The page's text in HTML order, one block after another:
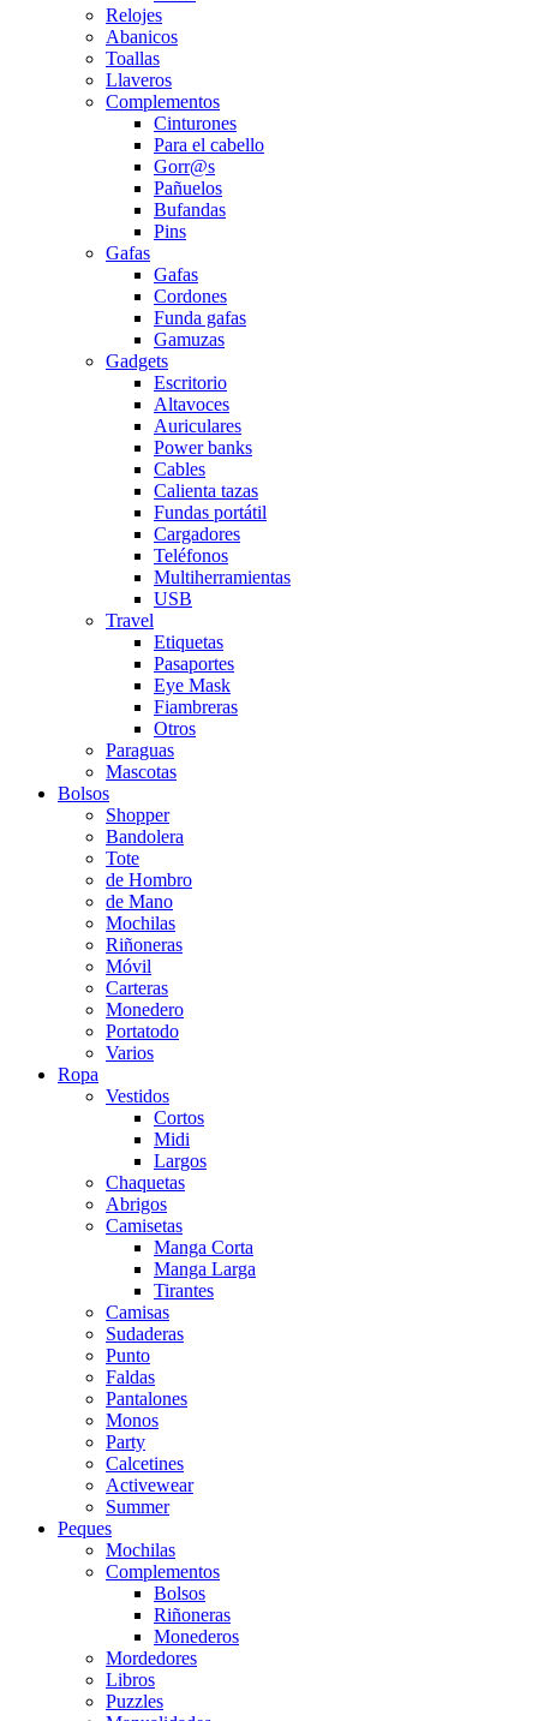
Relojes
Abanicos
Toallas
Llaveros
Complementos
Cinturones
Para el cabello
Gorr@s
Pañuelos
Bufandas
Pins
Gafas
Gafas
Cordones
Funda gafas
Gamuzas
Gadgets
Escritorio
Altavoces
Auriculares
Power banks
Cables
Calienta tazas
Fundas portátil
Cargadores
Teléfonos
Multiherramientas
USB
Travel
Etiquetas
Pasaportes
Eye Mask
Fiambreras
Otros
Paraguas
Mascotas
Bolsos
Shopper
Bandolera
Tote
de Hombro
de Mano
Mochilas
Riñoneras
Móvil
Carteras
Monedero
Portatodo
Varios
Ropa
Vestidos
Cortos
Midi
Largos
Chaquetas
Abrigos
Camisetas
Manga Corta
Manga Larga
Tirantes
Camisas
Sudaderas
Punto
Faldas
Pantalones
Monos
Party
Calcetines
Activewear
Summer
Peques
Mochilas
Complementos
Bolsos
Riñoneras
Monederos
Mordedores
Libros
Puzzles